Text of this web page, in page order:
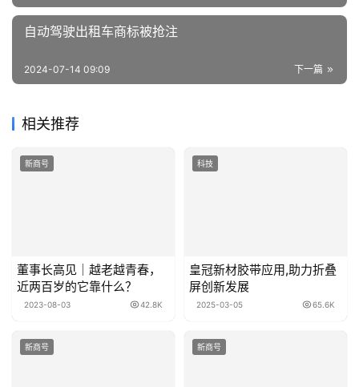
自动驾驶出租车商标被抢注
下一篇
2024-07-14 09:09
相关推荐
新商号
董事长高见｜越老越青春，
近两百岁的它靠什么？
2023-08-03 42.8K
科技
皇冠新材胶带应用,助力折叠
屏创新发展
2025-03-05 65.6K
新商号 新商号